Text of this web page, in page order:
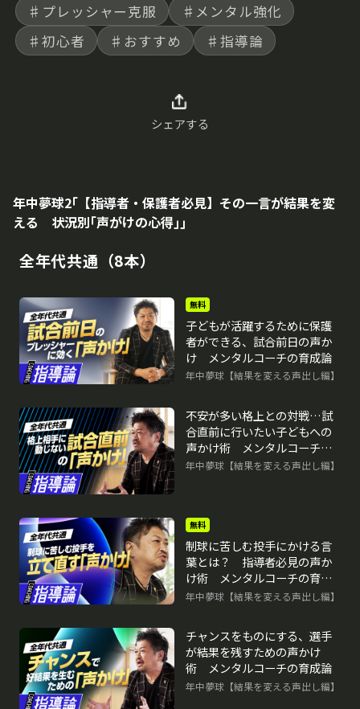
♯プレッシャー克服
♯メンタル強化
♯初心者
♯おすすめ ♯指導論
シェアする
年中夢球2｢【指導者・保護者必見】その一言が結果を変
える 状況別｢声がけの心得｣｣
全年代共通（8本）
再生中
無料
子どもが活躍するために保護
者ができる、試合前日の声か
け メンタルコーチの育成論
年中夢球【結果を変える声出し編】
不安が多い格上との対戦…試
合直前に行いたい子どもへの
声かけ術 メンタルコーチの
育成論
年中夢球【結果を変える声出し編】
無料
制球に苦しむ投手にかける言
葉とは？ 指導者必見の声か
け術 メンタルコーチの育成
論
年中夢球【結果を変える声出し編】
チャンスをものにする、選手
が結果を残すための声かけ
術 メンタルコーチの育成論
年中夢球【結果を変える声出し編】